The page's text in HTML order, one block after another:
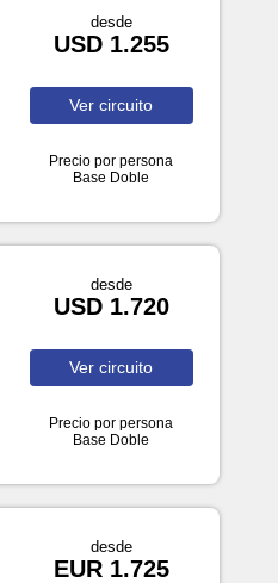
desde
USD 1.255
Vercircuito
Precio por persona
Base Doble
desde
USD 1.720
Vercircuito
Precio por persona
Base Doble
desde
EUR 1.725